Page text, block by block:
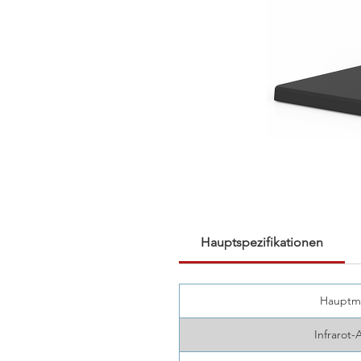
Hauptspezifikationen
Infrarot-